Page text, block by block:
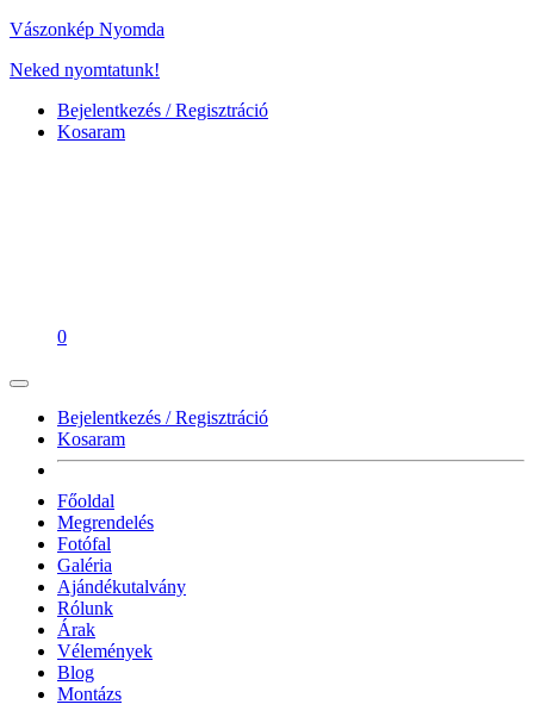
Vászonkép Nyomda
Neked nyomtatunk!
Bejelentkezés / Regisztráció
Kosaram
0
Bejelentkezés / Regisztráció
Kosaram
Főoldal
Megrendelés
Fotófal
Galéria
Ajándékutalvány
Rólunk
Árak
Vélemények
Blog
Montázs